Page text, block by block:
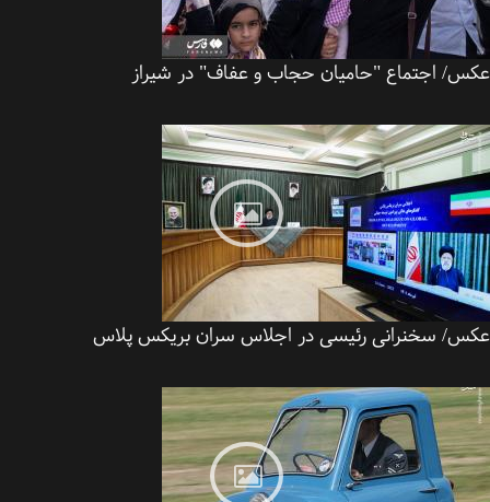
اجتماع "حامیان حجاب و عفاف" در شیراز
سخنرانی رئیسی در اجلاس سران بریکس پلاس